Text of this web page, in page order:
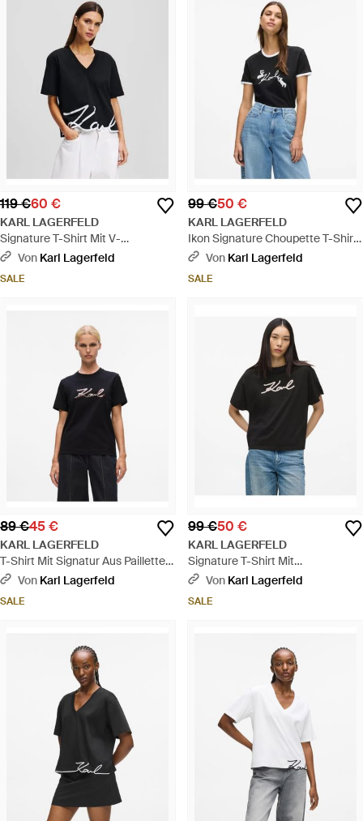
119 €60 €
KARL LAGERFELD
Signature T-Shirt Mit V-
Ausschnitt, Damen, Größe -
Von Karl Lagerfeld
SALE
99 €50 €
KARL LAGERFELD
Ikon Signature Choupette T-Shirt,
Damen, Größe - Blau
Von Karl Lagerfeld
SALE
89 €45 €
KARL LAGERFELD
T-Shirt Mit Signatur Aus Pailletten,
Damen, Größe - Schwarz
Von Karl Lagerfeld
SALE
99 €50 €
KARL LAGERFELD
Signature T-Shirt Mit
Seilapplikation, Damen, Größe -
Von Karl Lagerfeld
SALE